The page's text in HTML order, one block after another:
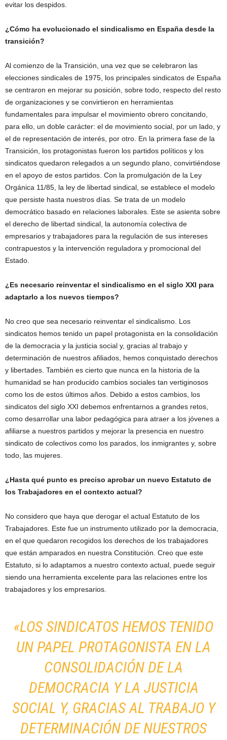
evitar los despidos.
¿Cómo ha evolucionado el sindicalismo en España desde la
transición?
Al comienzo de la Transición, una vez que se celebraron las
elecciones sindicales de 1975, los principales sindicatos de España
se centraron en mejorar su posición, sobre todo, respecto del resto
de organizaciones y se convirtieron en herramientas
fundamentales para impulsar el movimiento obrero concitando,
para ello, un doble carácter: el de movimiento social, por un lado, y
el de representación de interés, por otro. En la primera fase de la
Transición, los protagonistas fueron los partidos políticos y los
sindicatos quedaron relegados a un segundo plano, convirtiéndose
en el apoyo de estos partidos. Con la promulgación de la Ley
Orgánica 11/85, la ley de libertad sindical, se establece el modelo
que persiste hasta nuestros días. Se trata de un modelo
democrático basado en relaciones laborales. Este se asienta sobre
el derecho de libertad sindical, la autonomía colectiva de
empresarios y trabajadores para la regulación de sus intereses
contrapuestos y la intervención reguladora y promocional del
Estado.
¿Es necesario reinventar el sindicalismo en el siglo XXI para
adaptarlo a los nuevos tiempos?
No creo que sea necesario reinventar el sindicalismo. Los
sindicatos hemos tenido un papel protagonista en la consolidación
de la democracia y la justicia social y, gracias al trabajo y
determinación de nuestros afiliados, hemos conquistado derechos
y libertades. También es cierto que nunca en la historia de la
humanidad se han producido cambios sociales tan vertiginosos
como los de estos últimos años. Debido a estos cambios, los
sindicatos del siglo XXI debemos enfrentarnos a grandes retos,
como desarrollar una labor pedagógica para atraer a los jóvenes a
afiliarse a nuestros partidos y mejorar la presencia en nuestro
sindicato de colectivos como los parados, los inmigrantes y, sobre
todo, las mujeres.
¿Hasta qué punto es preciso aprobar un nuevo Estatuto de
los Trabajadores en el contexto actual?
No considero que haya que derogar el actual Estatuto de los
Trabajadores. Este fue un instrumento utilizado por la democracia,
en el que quedaron recogidos los derechos de los trabajadores
que están amparados en nuestra Constitución. Creo que este
Estatuto, si lo adaptamos a nuestro contexto actual, puede seguir
siendo una herramienta excelente para las relaciones entre los
trabajadores y los empresarios.
«LOS SINDICATOS HEMOS TENIDO
UN PAPEL PROTAGONISTA EN LA
CONSOLIDACIÓN DE LA
DEMOCRACIA Y LA JUSTICIA
SOCIAL Y, GRACIAS AL TRABAJO Y
DETERMINACIÓN DE NUESTROS